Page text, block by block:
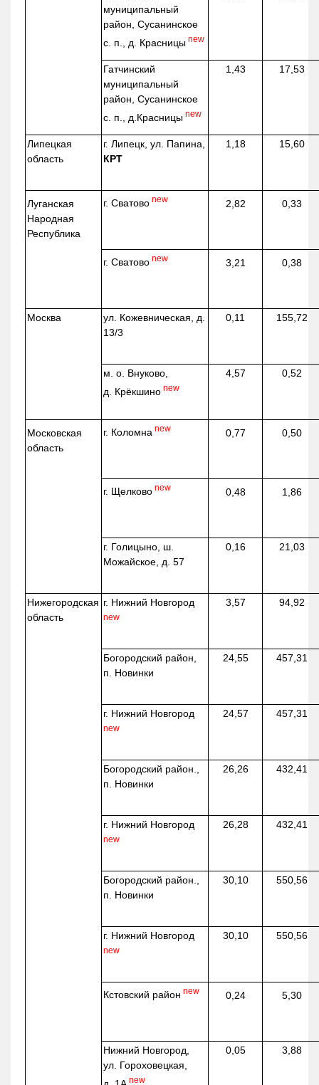
муниципальный
район, Сусанинское
с. п., д. Красницы new
Гатчинский
муниципальный
район, Сусанинское
с. п., д.Красницы new
1,43 17,53
Липецкая
область
г. Липецк, ул. Папина,
КРТ
1,18 15,60
Луганская
Народная
Республика
г. Сватово new 2,82 0,33
г. Сватово new 3,21 0,38
Москва ул. Кожевническая , д.
13/3
0,11 155,72
м. о. Внуково,
д. Крёкшино new
4,57 0,52
Московская
область
г. Коломна new 0,77 0,50
г. Щелково new 0,48 1,86
г. Голицыно, ш.
Можайское, д. 57
0,16 21,03
Нижегородская
область
г. Нижний Новгород
new
3,57 94,92
Богородский район,
п. Новинки
24,55 457,31
г. Нижний Новгород
new
24,57 457,31
Богородский район.,
п. Новинки
26,26 432,41
г. Нижний Новгород
new
26,28 432,41
Богородский район.,
п. Новинки
30,10 550,56
г. Нижний Новгород
new
30,10 550,56
Кстовский район new 0,24 5,30
Нижний Новгород,
ул. Гороховецкая,
new
0,05 3,88